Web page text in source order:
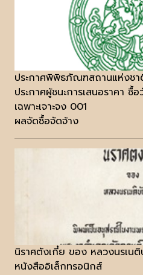
ประกาศพิพิธภัณฑสถานแห่งช
ประกาศผู้ชนะการเสนอราคา
เฉพาะเจาะจง 001
ผลจัดซื้อจัดจ้าง
นิราศตังเกี๋ย ของ หลวงนรเน
หนังสืออิเล็กทรอนิกส์